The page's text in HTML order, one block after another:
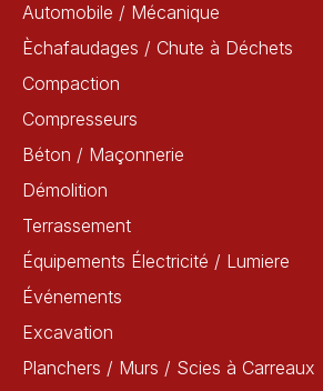
Automobile / Mécanique
Èchafaudages / Chute à Déchets
Compaction
Compresseurs
Béton / Maçonnerie
Démolition
Terrassement
Équipements Électricité / Lumiere
Événements
Excavation
Planchers / Murs / Scies à Carreaux